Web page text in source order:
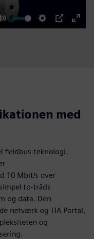
Mute Settings
PIP
Enter
med
fieldbus-teknologi.
10 Mbit/s over
to-tråds
og data. Den
netværk og TIA Portal,
og